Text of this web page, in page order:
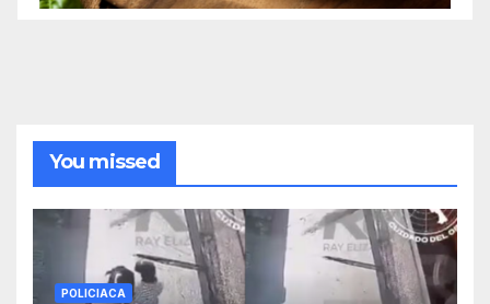
You missed
POLICIACA